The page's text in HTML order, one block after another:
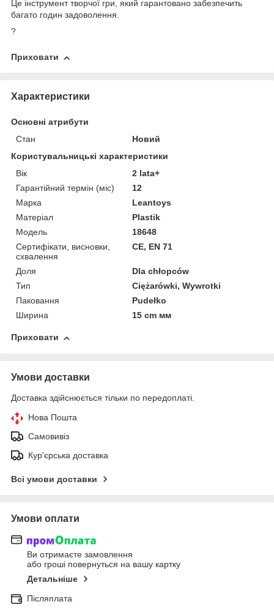
Це інструмент творчої гри, який гарантовано забезпечить
багато годин задоволення.
?
Приховати
Характеристики
Основні атрибути
Стан
Новий
Користувальницькі характеристики
Вік
2 lata+
Гарантійний термін (міс)
12
Марка
Leantoys
Матеріал
Plastik
Мoдель
18648
Сертифікати, висновки,
схвалення
CE, EN 71
Доля
Dla chłopców
Тип
Ciężarówki, Wywrotki
Паковання
Pudełko
Ширина
15 cm мм
Приховати
Умови доставки
Доставка здійснюється тільки по передоплаті.
Нова Пошта
Самовивіз
Кур'єрська доставка
Всі умови доставки
Умови оплати
Ви отримаєте замовлення
або гроші повернуться на вашу картку
Детальніше
Післяплата